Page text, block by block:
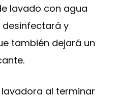
lavado con agua
desinfectará y
también dejará un
al terminar